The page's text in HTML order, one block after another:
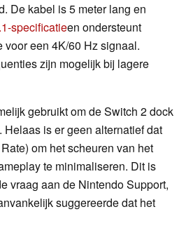
De kabel is 5 meter lang en
specificatieen ondersteunt
een 4K/60 Hz signaal.
zijn mogelijk bij lagere
gebruikt om de Switch 2 dock
Helaas is er geen alternatief dat
om het scheuren van het
te minimaliseren. Dit is
vraag aan de Nintendo Support,
suggereerde dat het